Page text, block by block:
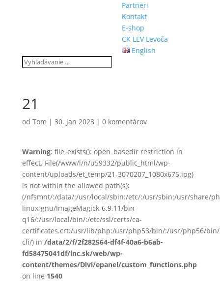
Partneri
Kontakt
E-shop
CK LEV Levoča
English
21
od Tom | 30. jan 2023 | 0 komentárov
Warning: file_exists(): open_basedir restriction in
effect. File(/www/l/n/u59332/public_html/wp-
content/uploads/et_temp/21-3070207_1080x675.jpg)
is not within the allowed path(s):
(/nfsmnt/:/data/:/usr/local/sbin:/etc/:/usr/sbin:/usr/share/
linux-gnu/ImageMagick-6.9.11/bin-
q16/:/usr/local/bin/:/etc/ssl/certs/ca-
certificates.crt:/usr/lib/php:/usr/php53/bin/:/usr/php56/
cli/) in /data/2/f/2f282564-df4f-40a6-b6ab-
fd58475041df/lnc.sk/web/wp-
content/themes/Divi/epanel/custom_functions.php
on line 1540